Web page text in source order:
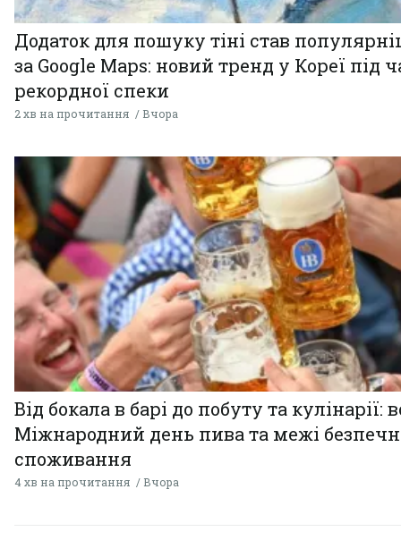
Додаток для пошуку тіні став
за Google Maps: новий тренд у Кореї під
рекордної спеки
2 хв на прочитання Вчора
Від бокала в барі до побуту та кулінарії:
Міжнародний день пива та межі
споживання
4 хв на прочитання Вчора